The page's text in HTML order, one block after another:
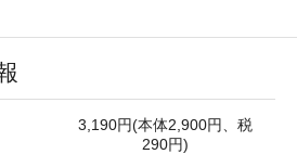
3,190円(本体2,900円、税
290円)